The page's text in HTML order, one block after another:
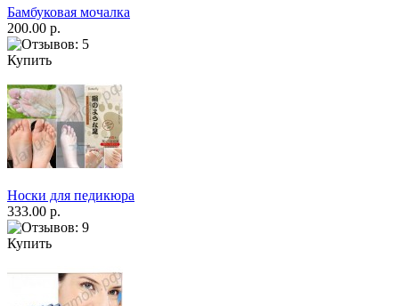
Бамбуковая мочалка
200.00 р.
Купить
Носки для педикюра
333.00 р.
Купить